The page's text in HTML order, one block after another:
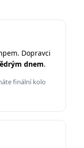
Dopravci
dnem.
finální kolo